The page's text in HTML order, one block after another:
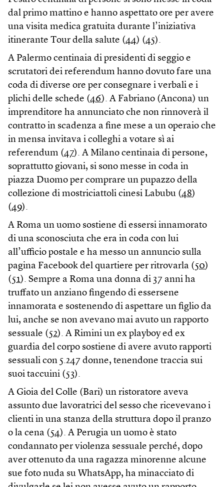
dal primo mattino e hanno aspettato ore per avere
una visita medica gratuita durante l’iniziativa
itinerante Tour della salute (44) (45).
A Palermo centinaia di presidenti di seggio e
scrutatori dei referendum hanno dovuto fare una
coda di diverse ore per consegnare i verbali e i
plichi delle schede (46). A Fabriano (Ancona) un
imprenditore ha annunciato che non rinnoverà il
contratto in scadenza a fine mese a un operaio che
in mensa invitava i colleghi a votare sì ai
referendum (47). A Milano centinaia di persone,
soprattutto giovani, si sono messe in coda in
piazza Duomo per comprare un pupazzo della
collezione di mostriciattoli cinesi Labubu (48)
(49).
A Roma un uomo sostiene di essersi innamorato
di una sconosciuta che era in coda con lui
all’ufficio postale e ha messo un annuncio sulla
pagina Facebook del quartiere per ritrovarla ( 50)
( 51). Sempre a Roma una donna di 37 anni ha
truffato un anziano fingendo di essersene
innamorata e sostenendo di aspettare un figlio da
lui, anche se non avevano mai avuto un rapporto
sessuale ( 52). A Rimini un ex playboy ed ex
guardia del corpo sostiene di avere avuto rapporti
sessuali con 5.247 donne, tenendone traccia sui
suoi taccuini ( 53).
A Gioia del Colle (Bari) un ristoratore aveva
assunto due lavoratrici del sesso che ricevevano i
clienti in una stanza della struttura dopo il pranzo
o la cena ( 54). A Perugia un uomo è stato
condannato per violenza sessuale perché, dopo
aver ottenuto da una ragazza minorenne alcune
sue foto nuda su WhatsApp, ha minacciato di